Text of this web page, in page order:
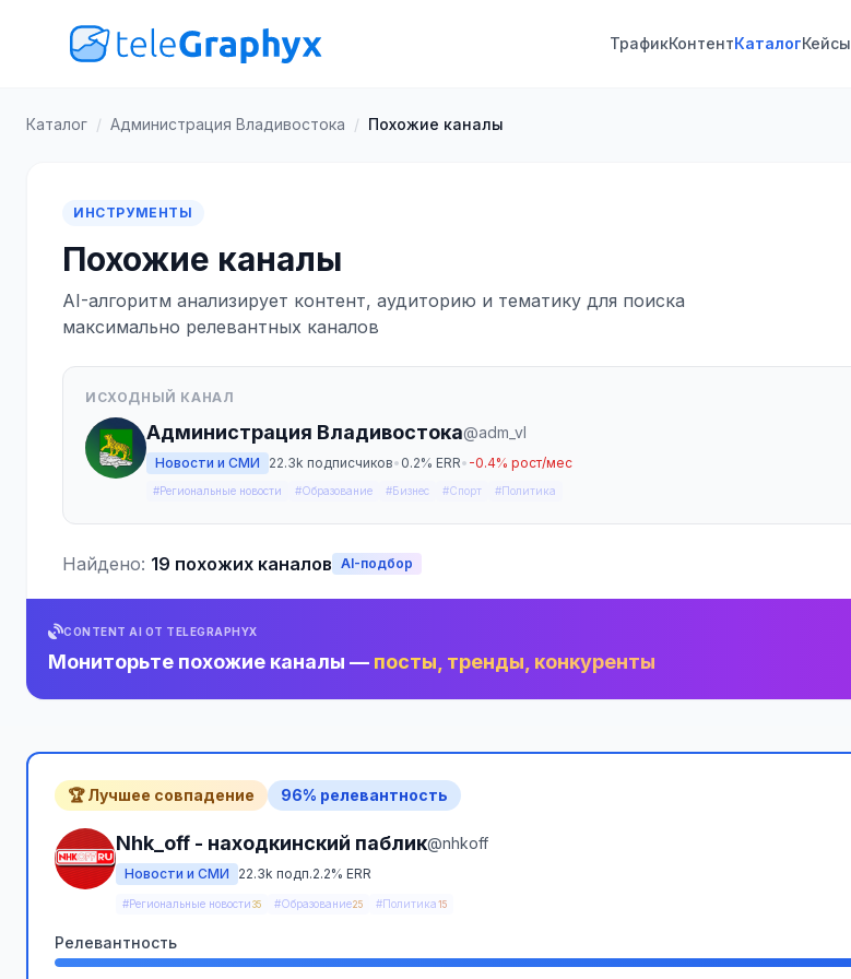
ТрафикКонтентКаталогКейсы
Каталог / Администрация Владивостока / Похожие каналы
ИНСТРУМЕНТЫ
Похожие каналы
AI-алгоритм анализирует контент, аудиторию и тематику для поиска
максимально релевантных каналов
ИСХОДНЫЙ КАНАЛ
Администрация Владивостока@adm_vl
Новости и СМИ 22.3k подписчиков• 0.2% ERR• -0.4% рост/мес
#Региональные новости #Образование #Бизнес #Спорт #Политика
Найдено: 19 похожих каналов AI-подбор
CONTENT AI ОТ TELEGRAPHYX
Мониторьте похожие каналы — посты, тренды, конкуренты
🏆 Лучшее совпадение 96% релевантность
Nhk_off - находкинский паблик@nhkoff
Новости и СМИ 22.3k подп.2.2% ERR
#Региональные новости 35 #Образование25 #Политика 15
Релевантность